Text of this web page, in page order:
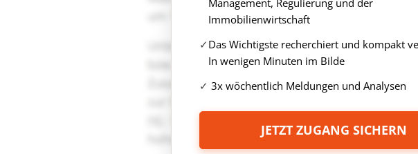
Immobilienwirtschaft
Das Wichtigste recherchiert und kompakt
In wenigen Minuten im Bilde
3x wöchentlich Meldungen und Analysen
JETZT ZUGANG SICHERN